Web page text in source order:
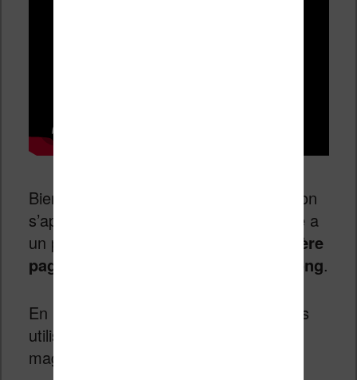
Bien que cette vidéo est en allemand, on
s’aperçoit rapidement que ce prototype a
un problème :
l’affichage de la première
page du magazine est atrocement long.
En l’état, cela ne me semble même pas
utilisable au quotidien pour lire un
magazine ou un journal.